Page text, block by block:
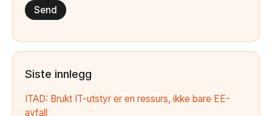
Siste innlegg
ITAD: Brukt IT-utstyr er en ressurs, ikke bare EE-
avfall